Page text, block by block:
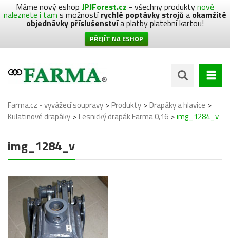
Máme nový eshop JPJForest.cz - všechny produktynově
naleznete i tam s možnostírychlé poptávky strojů a okamžité
objednávky příslušenstvía platby platební kartou!
PŘEJÍT NA ESHOP
Farma.cz - vyvážecí soupravy >Produkty >Drapáky a hlavice >
Kulatinové drapáky >Lesnický drapák Farma 0,16 >img_1284_v
img_1284_v